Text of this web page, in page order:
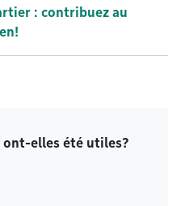
: contribuez au
elles été utiles?